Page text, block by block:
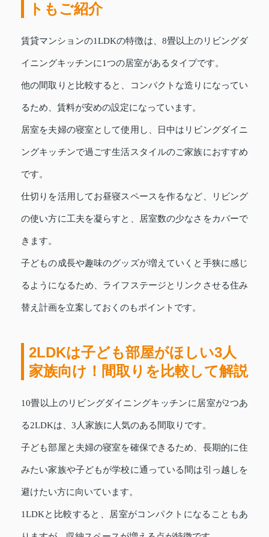
トもご紹介
賃貸マンションの1LDKの特徴は、8畳以上のリビングダ
イニングキッチンに1つの居室があるタイプです。
他の間取りと比較すると、コンパクトな造りになってい
るため、賃料が安めの設定になっています。
居室を夫婦の寝室として使用し、日中はリビングダイニ
ングキッチンで過ごす生活スタイルのご家族におすすめ
です。
仕切りを活用してお昼寝スペースを作るなど、リビング
の使い方に工夫を凝らすと、居室数の少なさをカバーで
きます。
子どもの成長や趣味のグッズが増えていくと手狭に感じ
るようになるため、ライフステージとリンクさせる住み
替え計画を立案しておくのもポイントです。
2LDKは子ども部屋がほしい3人
家族向け！間取りを比較して解説
10畳以上のリビングダイニングキッチンに居室が2つあ
る2LDKは、3人家族に人気のある間取りです。
子ども部屋と夫婦の寝室を確保できるため、長期的に住
みたい家族や子どもが学校に通っている間は引っ越しを
避けたい方に向いています。
1LDKと比較すると、居室がコンパクトになることもあ